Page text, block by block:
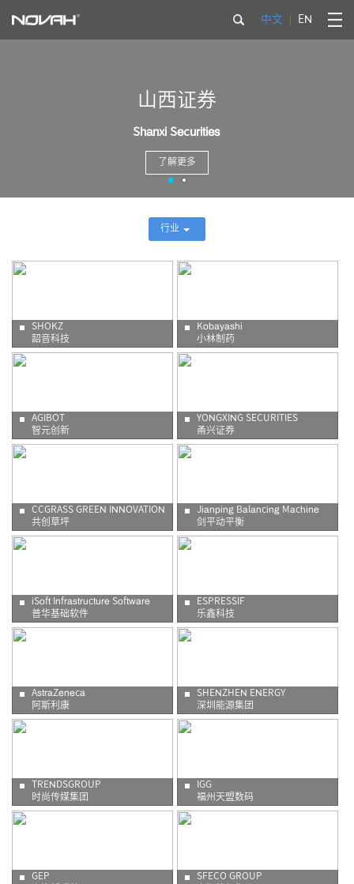
中文 EN
山西证券
Shanxi Securities
了解更多
行业
SHOKZ
韶音科技
Kobayashi
小林制药
AGIBOT
智元创新
YONGXING SECURITIES
甬兴证券
CCGRASS GREEN INNOVATION
共创草坪
Jianping Balancing Machine
剑平动平衡
iSoft Infrastructure Software
普华基础软件
ESPRESSIF
乐鑫科技
AstraZeneca
阿斯利康
SHENZHEN ENERGY
深圳能源集团
TRENDSGROUP
时尚传媒集团
IGG
福州天盟数码
GEP
SFECO GROUP